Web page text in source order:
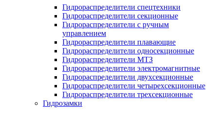
Гидрораспределители спецтехники
Гидрораспределители секционные
Гидрораспределители с ручным
управлением
Гидрораспределители плавающие
Гидрораспределители односекционные
Гидрораспределители МТЗ
Гидрораспределители электромагнитные
Гидрораспределители двухсекционные
Гидрораспределители четырехсекционные
Гидрораспределители трехсекционные
Гидрозамки